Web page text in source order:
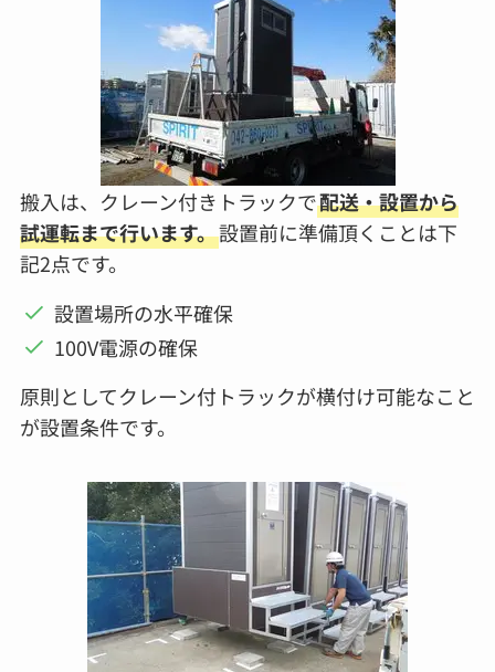
搬入は、クレーン付きトラックで配送・設置から
試運転まで行います。設置前に準備頂くことは下
記2点です。
設置場所の水平確保
100V電源の確保
原則としてクレーン付トラックが横付け可能なこと
が設置条件です。